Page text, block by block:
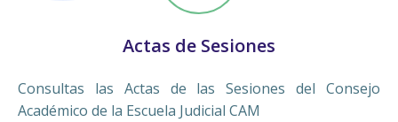
Actas de Sesiones
Consultas las Actas de las Sesiones del Consejo
Académico de la Escuela Judicial CAM